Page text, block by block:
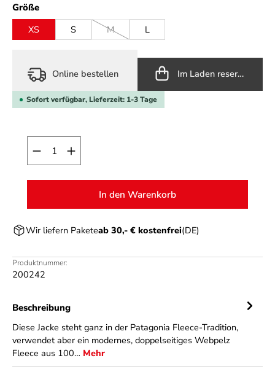
Größeauswählen
XS
S M
(Diese Option ist zurzeit nicht verfügbar.)
L
Online bestellen Im Laden reservieren
Sofort verfügbar, Lieferzeit: 1-3 Tage
Produkt Anzahl: Gib den gewünschten Wert
In den Warenkorb
Wir liefern Paketeab 30,- € kostenfrei(DE)
Produktnummer:
200242
Beschreibung
Diese Jacke steht ganz in der Patagonia Fleece-Tradition,
verwendet aber ein modernes, doppelseitiges Webpelz
Fleece aus 100… Mehr